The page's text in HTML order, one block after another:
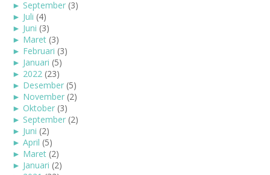
► September (3)
► Juli (4)
► Juni (3)
► Maret (3)
► Februari (3)
► Januari (5)
► 2022 (23)
► Desember (5)
► November (2)
► Oktober (3)
► September (2)
► Juni (2)
► April (5)
► Maret (2)
► Januari (2)